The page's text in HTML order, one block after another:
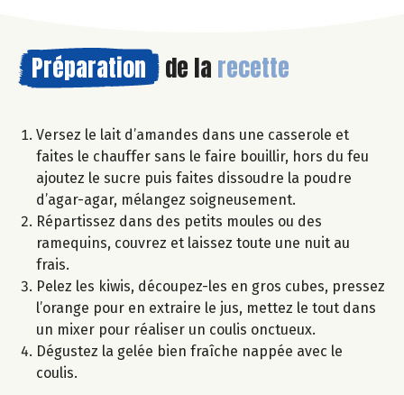
Préparation de la recette
Versez le lait d’amandes dans une casserole et
faites le chauffer sans le faire bouillir, hors du feu
ajoutez le sucre puis faites dissoudre la poudre
d’agar-agar, mélangez soigneusement.
Répartissez dans des petits moules ou des
ramequins, couvrez et laissez toute une nuit au
frais.
Pelez les kiwis, découpez-les en gros cubes, pressez
l’orange pour en extraire le jus, mettez le tout dans
un mixer pour réaliser un coulis onctueux.
Dégustez la gelée bien fraîche nappée avec le
coulis.